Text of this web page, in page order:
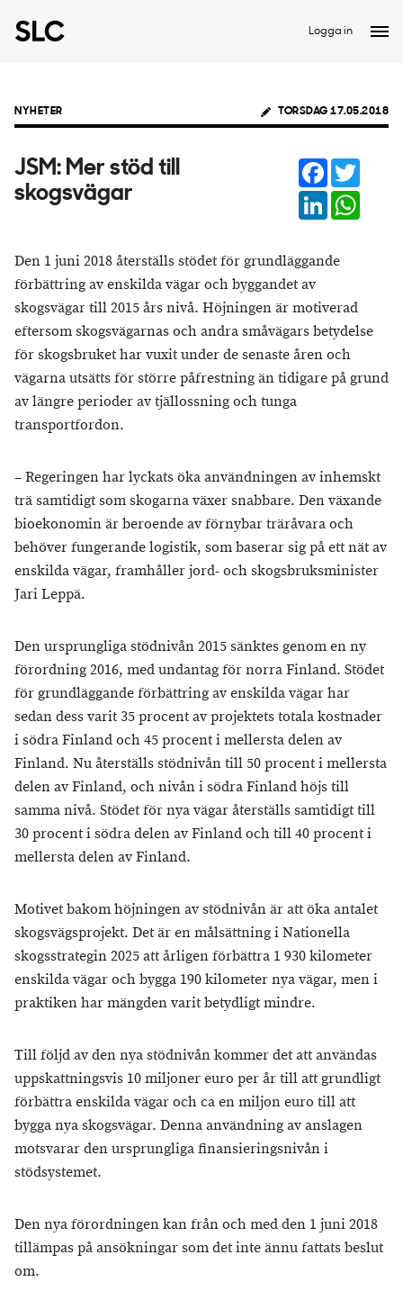
Logga in
NYHETER TORSDAG 17.05.2018
JSM: Mer stöd till
skogsvägar
Facebook
LinkedIn
Den 1 juni 2018 återställs stödet för grundläggande
förbättring av enskilda vägar och byggandet av
skogsvägar till 2015 års nivå. Höjningen är motiverad
eftersom skogsvägarnas och andra småvägars betydelse
för skogsbruket har vuxit under de senaste åren och
vägarna utsätts för större påfrestning än tidigare på grund
av längre perioder av tjällossning och tunga
transportfordon.
– Regeringen har lyckats öka användningen av inhemskt
trä samtidigt som skogarna växer snabbare. Den växande
bioekonomin är beroende av förnybar träråvara och
behöver fungerande logistik, som baserar sig på ett nät av
enskilda vägar, framhåller jord- och skogsbruksminister
Jari Leppä.
Den ursprungliga stödnivån 2015 sänktes genom en ny
förordning 2016, med undantag för norra Finland. Stödet
för grundläggande förbättring av enskilda vägar har
sedan dess varit 35 procent av projektets totala kostnader
i södra Finland och 45 procent i mellersta delen av
Finland. Nu återställs stödnivån till 50 procent i mellersta
delen av Finland, och nivån i södra Finland höjs till
samma nivå. Stödet för nya vägar återställs samtidigt till
30 procent i södra delen av Finland och till 40 procent i
mellersta delen av Finland.
Motivet bakom höjningen av stödnivån är att öka antalet
skogsvägsprojekt. Det är en målsättning i Nationella
skogsstrategin 2025 att årligen förbättra 1 930 kilometer
enskilda vägar och bygga 190 kilometer nya vägar, men i
praktiken har mängden varit betydligt mindre.
Till följd av den nya stödnivån kommer det att användas
uppskattningsvis 10 miljoner euro per år till att grundligt
förbättra enskilda vägar och ca en miljon euro till att
bygga nya skogsvägar. Denna användning av anslagen
motsvarar den ursprungliga finansieringsnivån i
stödsystemet.
Den nya förordningen kan från och med den 1 juni 2018
tillämpas på ansökningar som det inte ännu fattats beslut
om.